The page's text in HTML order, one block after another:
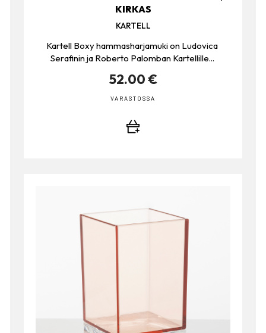
KIRKAS
KARTELL
Kartell Boxy hammasharjamuki on Ludovica
Serafinin ja Roberto Palomban Kartellille...
52.00 €
VARASTOSSA